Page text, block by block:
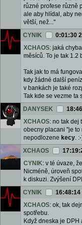
různé profese různě
ale aby hlídal, aby
větší, než..."
CYNIK
0:01:30
XCHAOS: jaká
měsíců. To je tak 1.2
Tak jak to má
kdy žádné další
v bankách je také
Tak kde se vezme ta
DANYSEK
XCHAOS: no tak dej
obecny placani "je to
nepodlozene kecy.
XCHAOS
CYNIK: v té úvaze,
Nicméně, úroveň
k diskuzi. Zvýšení
CYNIK
16:48:14
XCHAOS: ok, tak
spotřebu.
Když dneska je